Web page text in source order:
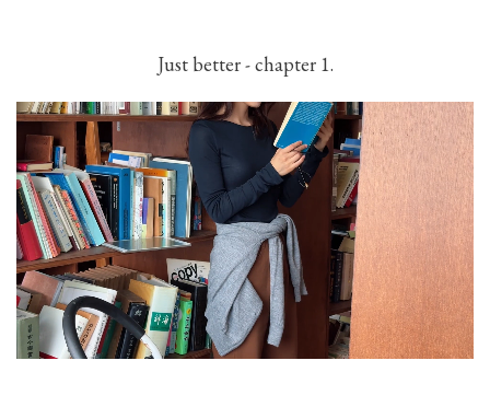
Just better - chapter 1.